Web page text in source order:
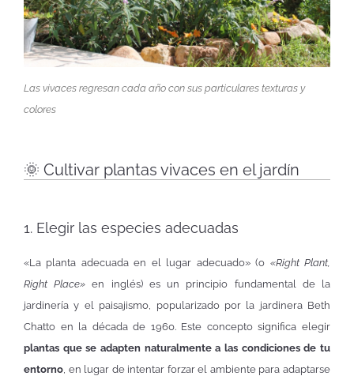
Las vivaces regresan cada año con sus particulares texturas y
colores
🌞 Cultivar plantas vivaces en el jardín
1. Elegir las especies adecuadas
«La planta adecuada en el lugar adecuado» (o «Right Plant,
Right Place» en inglés) es un principio fundamental de la
jardinería y el paisajismo, popularizado por la jardinera Beth
Chatto en la década de 1960. Este concepto significa elegir
plantas que se adapten naturalmente a las condiciones de tu
entorno , en lugar de intentar forzar el ambiente para adaptarse